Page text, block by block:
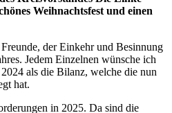
Weihnachtsfest und einen
der Einkehr und Besinnung
Jedem Einzelnen wünsche ich
2024 als die Bilanz, welche die nun
hat.
in 2025. Da sind die